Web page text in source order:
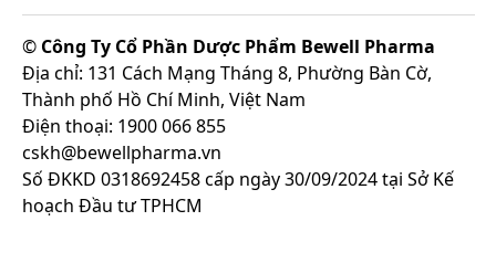
Dấu hiệu lâm sàng của việc tăng áp lực hộp sọ (vd:
Đau đầu)
Lưu ý: Liều dùng trên chỉ mang tính chất tham
khảo. Liều dùng cụ thể tùy thuộc vào thể trạng và
mức độ diễn tiến của bệnh. Để có liều dùng phù
hợp, bạn cần tham khảo ý kiến bác sĩ hoặc chuyên
viên y tế.
© Công Ty Cổ Phần Dược Phẩm Bewell Pharma
Địa chỉ: 131 Cách Mạng Tháng 8, Phường Bàn Cờ,
Thành phố Hồ Chí Minh, Việt Nam
Điện thoại: 1900 066 855
cskh@bewellpharma.vn
Số ĐKKD 0318692458 cấp ngày 30/09/2024 tại Sở Kế
hoạch Đầu tư TPHCM